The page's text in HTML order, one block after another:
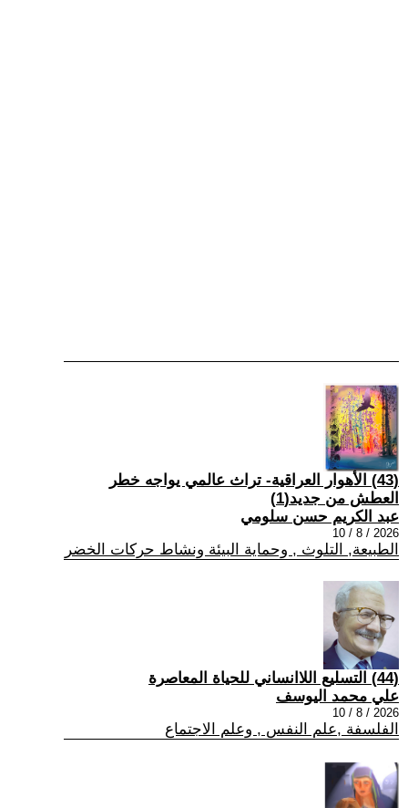
(43) الأهوار العراقية- تراث عالمي يواجه خطر
العطش من جديد(1)
عبد الكريم حسن سلومي
2026 / 8 / 10
الطبيعة, التلوث , وحماية البيئة ونشاط حركات الخضر
(44) التسليع اللاانساني للحياة المعاصرة
علي محمد اليوسف
2026 / 8 / 10
الفلسفة ,علم النفس , وعلم الاجتماع